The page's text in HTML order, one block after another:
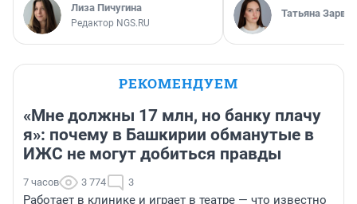
Лиза Пичугина
Редактор NGS.RU
Татьяна Зарва
РЕКОМЕНДУЕМ
«Мне должны 17 млн, но банку плачу
я»: почему в Башкирии обманутые в
ИЖС не могут добиться правды
7 часов 3 774 3
Работает в клинике и играет в театре — что известно